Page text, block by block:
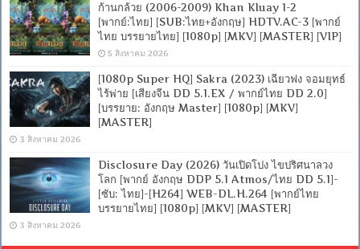
ก้านกล้วย (2006-2009) Khan Kluay 1-2
[พากย์:ไทย] [SUB:ไทย+อังกฤษ] HDTV.AC-3 [พากย์
ไทย บรรยายไทย] [1080p] [MKV] [MASTER] [VIP]
5 สิงหาคม 2026
[1080p Super HQ] Sakra (2023) เฉียวฟง จอมยุทธ์
ไร้พ่าย [เสียงจีน DD 5.1.EX / พากย์ไทย DD 2.0]
[บรรยาย: อังกฤษ Master] [1080p] [MKV]
[MASTER]
3 สิงหาคม 2026
Disclosure Day (2026) วันเปิดโปง ไขปริศนาลวง
โลก [พากย์ อังกฤษ DDP 5.1 Atmos/ไทย DD 5.1]-
[ซับ: ไทย]-[H264] WEB-DL.H.264 [พากย์ไทย
บรรยายไทย] [1080p] [MKV] [MASTER]
3 สิงหาคม 2026